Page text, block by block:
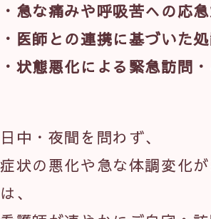
・急な痛みや呼吸苦への応
・医師との連携に基づいた
・状態悪化による緊急訪問
日中・夜間を問わず、
症状の悪化や急な体調変化
は、